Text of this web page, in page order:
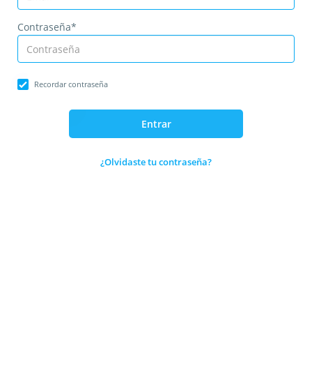
Contraseña*
Recordar contraseña
Entrar
¿Olvidaste tu contraseña?